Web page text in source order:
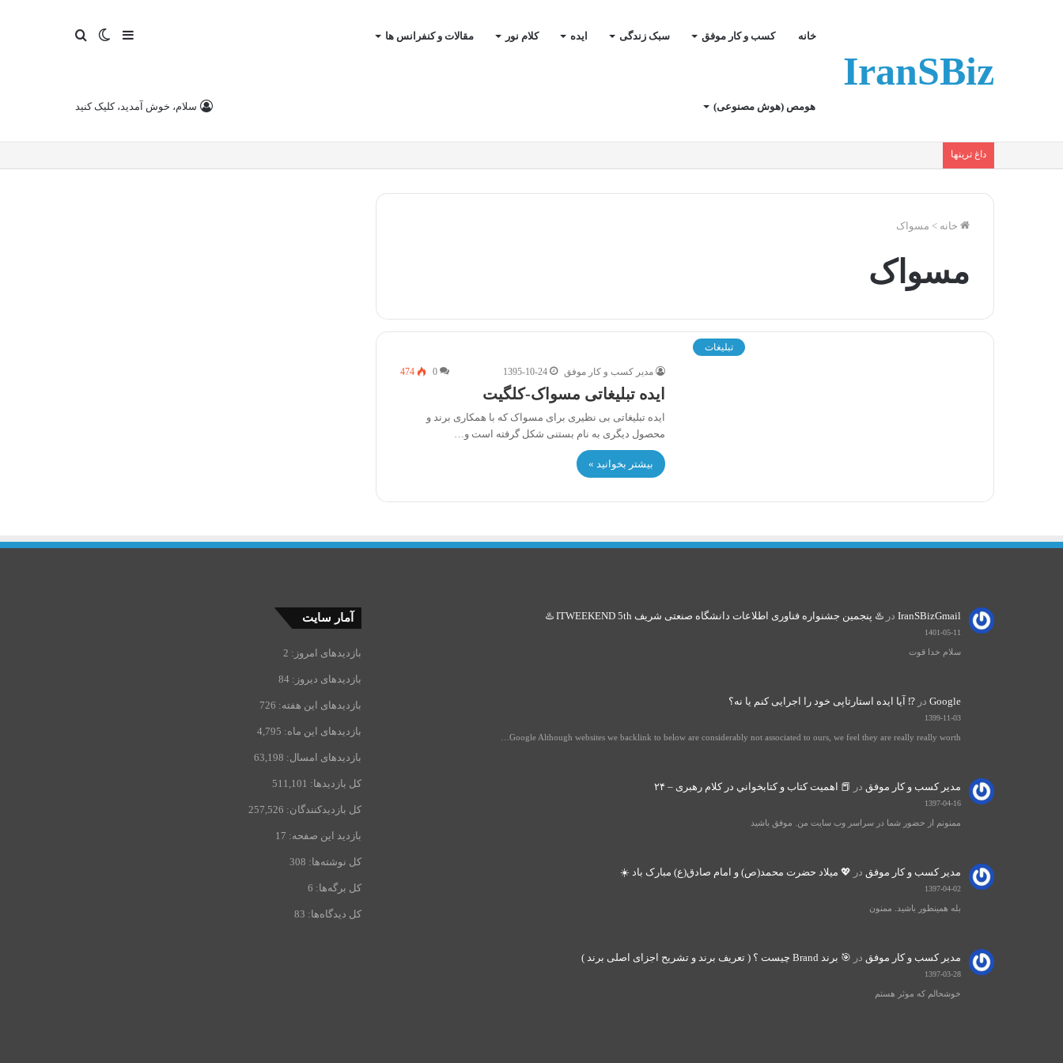
IranSBiz
خانه کسب و کار موفق سبک زندگی ایده کلام نور مقالات و کنفرانس ها
هومص (هوش مصنوعی)
جستجوتغییر
پوسته
سایدبار
سلام، خوش آمدید، کلیک کنید
داغ ترینها
خانه > مسواک
مسواک
تبلیغات
مدیر کسب و کار موفق 1395-10-24
0
474
ایده تبلیغاتی مسواک-کلگیت
ایده تبلیغاتی بی نظیری برای مسواک که با همکاری برند و
محصول دیگری به نام بستنی شکل گرفته است و…
بیشتر بخوانید »
IranSBizGmail در♨️ پنجمین جشنواره فناوری اطلاعات دانشگاه صنعتی شریف ITWEEKEND 5th ♨️
1401-05-11
سلام خدا قوت
Google در⁉️ آیا ایده استارتاپی خود را اجرایی کنم یا نه؟
1399-11-03
Google Although websites we backlink to below are considerably not associated to ours, we feel they are really really worth…
مدیر کسب و کار موفق در 📕 اهميت كتاب و كتابخواني در كلام رهبری – ۲۴
1397-04-16
ممنونم از حضور شما در سراسر وب سایت من. موفق باشید
مدیر کسب و کار موفق در 💖 میلاد حضرت محمد(ص) و امام صادق(ع) مبارک باد ☀️
1397-04-02
بله همینطور باشید. ممنون
مدیر کسب و کار موفق در 🎯 برند Brand چیست ؟ ( تعریف برند و تشریح اجزای اصلی برند )
1397-03-28
خوشحالم که موثر هستم
آمار سایت
بازدیدهای امروز: 2
بازدیدهای دیروز: 84
بازدیدهای این هفته: 726
بازدیدهای این ماه: 4,795
بازدیدهای امسال: 63,198
کل بازدیدها: 511,101
کل بازدیدکنند‌گان: 257,526
بازدید این صفحه: 17
کل نوشته‌ها: 308
کل برگه‌ها: 6
کل دیدگاه‌ها: 83